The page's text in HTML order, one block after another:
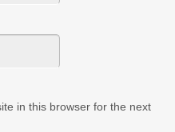
in this browser for the next